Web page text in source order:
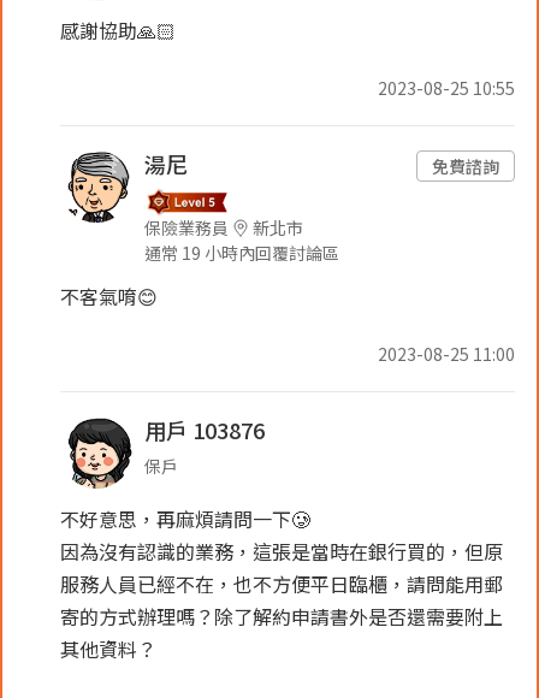
感謝協助🙏🏻
2023-08-25 10:55
湯尼
保險業務員
新北市
通常 19 小時內回覆討論區
免費諮詢
不客氣唷😊
2023-08-25 11:00
用戶 103876
保戶
不好意思，再麻煩請問一下🥲
因為沒有認識的業務，這張是當時在銀行買的，但原
服務人員已經不在，也不方便平日臨櫃，請問能用郵
寄的方式辦理嗎？除了解約申請書外是否還需要附上
其他資料？